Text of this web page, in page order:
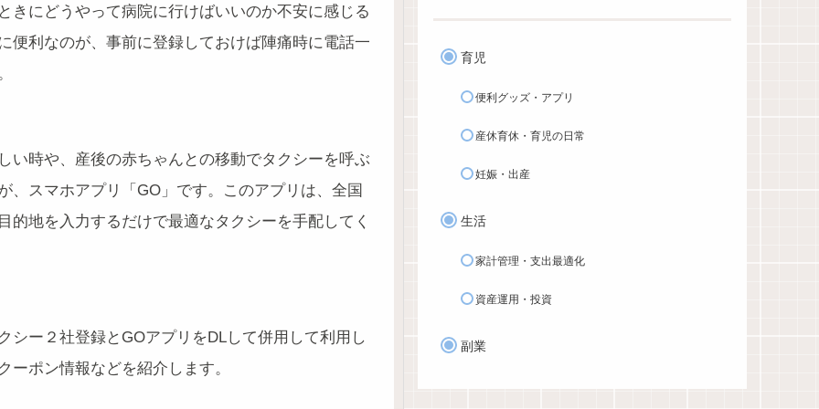
きにどうやって病院に行けばいいのか不安に感じる
便利なのが、事前に登録しておけば陣痛時に電話一
い時や、産後の赤ちゃんとの移動でタクシーを呼ぶ
、スマホアプリ「GO」です。このアプリは、全国
地を入力するだけで最適なタクシーを手配してく
シー２社登録とGOアプリをDLして併用して利用し
ポン情報などを紹介します。
育児
便利グッズ・アプリ
産休育休・育児の日常
妊娠・出産
生活
家計管理・支出最適化
資産運用・投資
副業